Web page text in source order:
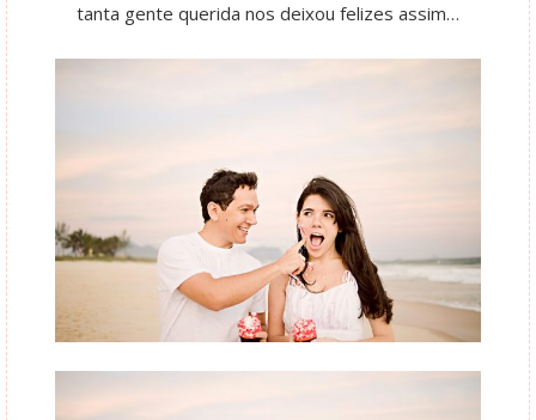
tanta gente querida nos deixou felizes assim…